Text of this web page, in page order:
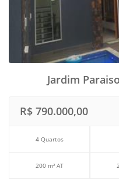
Jardim
R$ 790.000,00
4 Quartos
200 m² AT